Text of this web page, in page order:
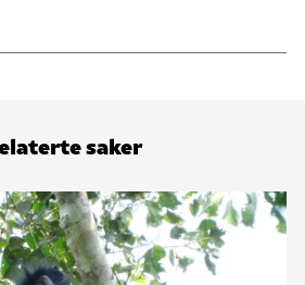
blei etablert dei neste
saker